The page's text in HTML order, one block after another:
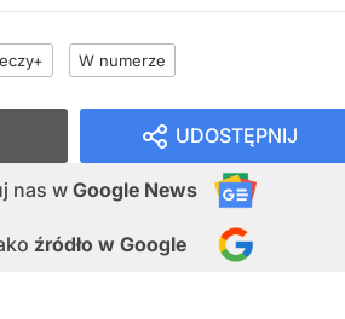
W numerze
UDOSTĘPNIJ
nas w Google News
źródło w Google